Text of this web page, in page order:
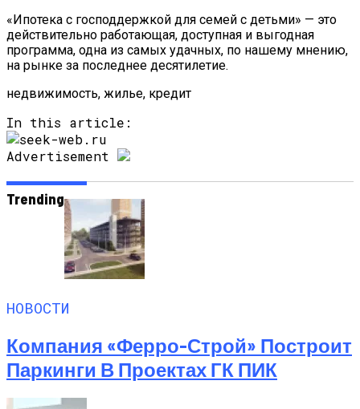
«Ипотека с господдержкой для семей с детьми» — это
действительно работающая, доступная и выгодная
программа, одна из самых удачных, по нашему мнению,
на рынке за последнее десятилетие.
недвижимость, жилье, кредит
In this article:
Advertisement
Trending
НОВОСТИ
Компания «Ферро-Строй» Построит
Паркинги В Проектах ГК ПИК